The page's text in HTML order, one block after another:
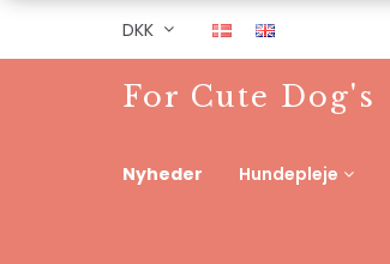
DKK
For Cute Dog's
Nyheder Hundepleje